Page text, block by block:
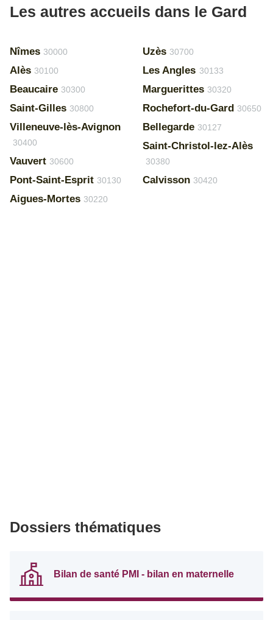
Les autres accueils dans le Gard
Nîmes 30000
Alès 30100
Beaucaire 30300
Saint-Gilles 30800
Villeneuve-lès-Avignon
30400
Vauvert 30600
Pont-Saint-Esprit 30130
Aigues-Mortes 30220
Uzès 30700
Les Angles 30133
Marguerittes 30320
Rochefort-du-Gard 30650
Bellegarde 30127
Saint-Christol-lez-Alès
30380
Calvisson 30420
Dossiers thématiques
Bilan de santé PMI - bilan en maternelle